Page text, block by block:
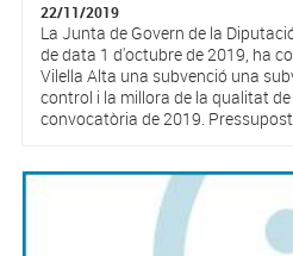
22/11/2019
La Junta de Govern de la
de data 1 d'octubre de 2019, ha
Vilella Alta una subvenció una
control i la millora de la qualitat
convocatòria de 2019. Pressupost